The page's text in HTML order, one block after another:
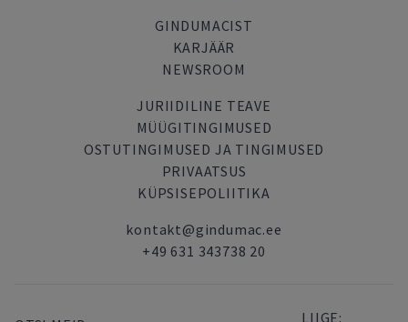
GINDUMACIST
KARJÄÄR
NEWSROOM
JURIIDILINE TEAVE
MÜÜGITINGIMUSED
OSTUTINGIMUSED JA TINGIMUSED
PRIVAATSUS
KÜPSISEPOLIITIKA
kontakt@gindumac.ee
+49 631 343738 20
LIIGE: